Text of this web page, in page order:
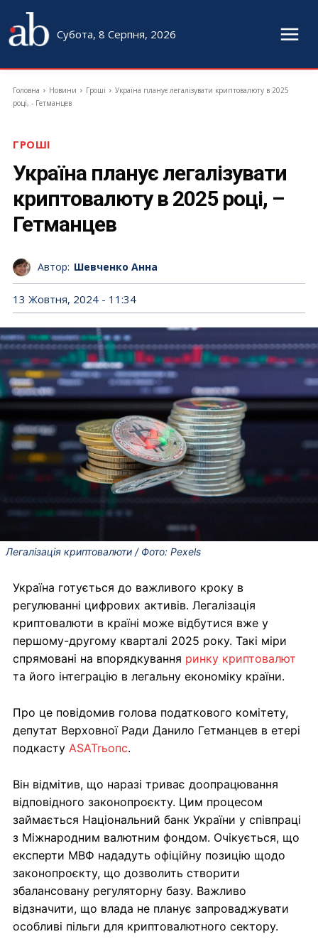
Субота, 8 Серпня, 2026
Головна Новини Гроші
Україна планує легалізувати криптовалюту в 2025
році, - Гетманцев
ГРОШІ
Україна планує легалізувати
криптовалюту в 2025 році, –
Гетманцев
Автор: Шевченко Анна
13 Жовтня, 2024 - 11:34
Легалізація криптовалюти / Фото: Pexels
Україна готується до важливого кроку в
регулюванні цифрових активів. Легалізація
криптовалюти в країні може відбутися вже у
першому-другому кварталі 2025 року. Такі міри
спрямовані на впорядкування ринку криптовалют
та його інтеграцію в легальну економіку країни.
Про це повідомив голова податкового комітету,
депутат Верховної Ради Данило Гетманцев в етері
подкасту ASATrьопс.
Він відмітив, що наразі триває доопрацювання
відповідного законопроєкту. Цим процесом
займається Національний банк України у співпраці
з Міжнародним валютним фондом. Очікується, що
експерти МВФ нададуть офіційну позицію щодо
законопроєкту, що дозволить створити
збалансовану регуляторну базу. Важливо
відзначити, що влада не планує запроваджувати
особливі пільги для криптовалютного сектору.